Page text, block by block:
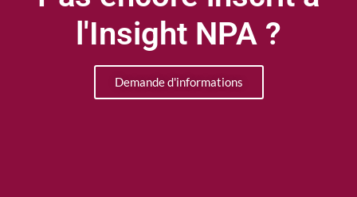
l'Insight NPA ?
Demande d'informations